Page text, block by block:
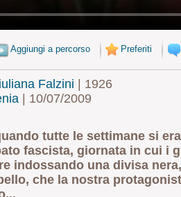
Aggiungi a percorso Preferiti
Falzini | 1926
| 10/07/2009
tutte le settimane si
fascista, giornata in cui i
indossando una divisa
che la nostra